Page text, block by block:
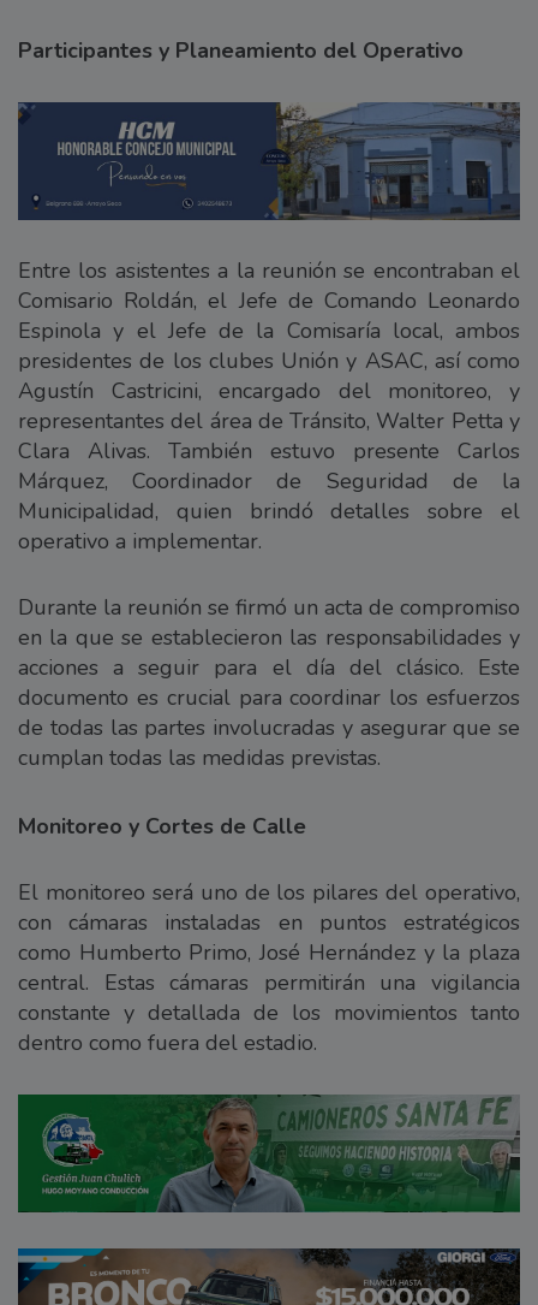
Participantes y Planeamiento del Operativo
Entre los asistentes a la reunión se encontraban el
Comisario Roldán, el Jefe de Comando Leonardo
Espinola y el Jefe de la Comisaría local, ambos
presidentes de los clubes Unión y ASAC, así como
Agustín Castricini, encargado del monitoreo, y
representantes del área de Tránsito, Walter Petta y
Clara Alivas. También estuvo presente Carlos
Márquez, Coordinador de Seguridad de la
Municipalidad, quien brindó detalles sobre el
operativo a implementar.
Durante la reunión se firmó un acta de compromiso
en la que se establecieron las responsabilidades y
acciones a seguir para el día del clásico. Este
documento es crucial para coordinar los esfuerzos
de todas las partes involucradas y asegurar que se
cumplan todas las medidas previstas.
Monitoreo y Cortes de Calle
El monitoreo será uno de los pilares del operativo,
con cámaras instaladas en puntos estratégicos
como Humberto Primo, José Hernández y la plaza
central. Estas cámaras permitirán una vigilancia
constante y detallada de los movimientos tanto
dentro como fuera del estadio.